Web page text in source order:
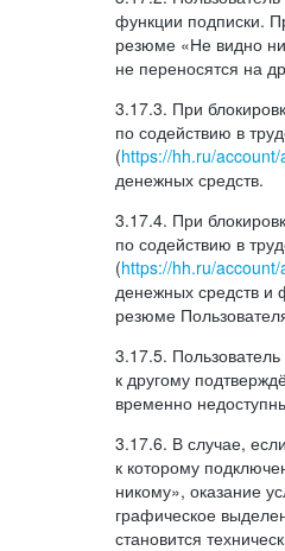
функции подписки.
резюме «Не видно
не переносятся на
3.17.3. При
по содействию в
(https://hh.ru/
денежных средств.
3.17.4. При
по содействию в
(https://hh.ru/
денежных средств и
резюме
3.17.5.
к другому
временно
3.17.6. В случае,
к которому
никому», оказание
графическое
становится